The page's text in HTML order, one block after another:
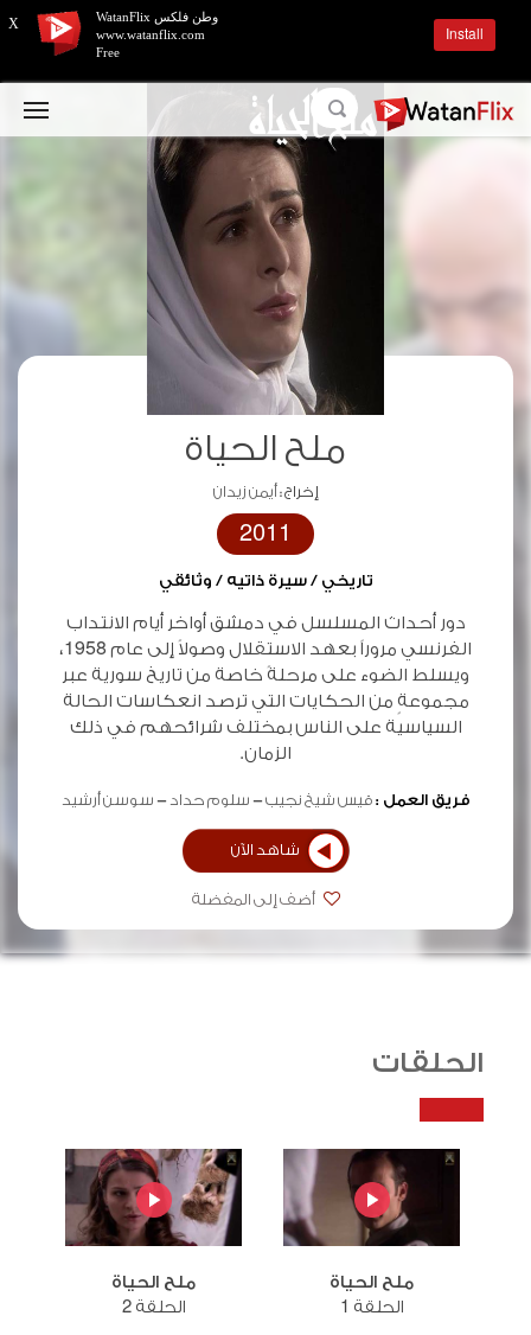
ملح الحياة
إخراج :أيمن زيدان
2011
تاريخي / سيرة ذاتيه / وثائقي
دور أحداث المسلسل في دمشق أواخر أيام الانتداب
الفرنسي مروراً بعهد الاستقلال وصولاً إلى عام 1958،
ويسلط الضوء على مرحلةً خاصة من تاريخ سورية عبر
مجموعةٍ من الحكايات التي ترصد انعكاسات الحالة
السياسية على الناس بمختلف شرائحهم في ذلك
الزمان.
فريق العمل :قيس شيخ نجيب سلوم حداد سوسن أرشيد
شاهد الآن
أضف إلى المفضلة
الحلقات
ملح الحياة
الحلقة 1
ملح الحياة
الحلقة 2
X
وطن فلكس WatanFlix
www.watanflix.com
Free
Install